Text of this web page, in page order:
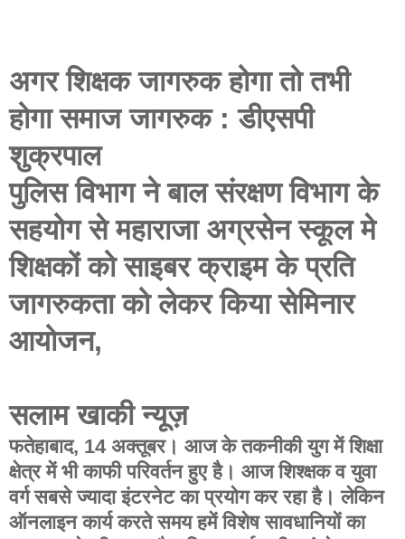
अगर शिक्षक जागरुक होगा तो तभी
होगा समाज जागरुक : डीएसपी
शुक्रपाल
पुलिस विभाग ने बाल संरक्षण विभाग के
सहयोग से महाराजा अग्रसेन स्कूल मे
शिक्षकों को साइबर क्राइम के प्रति
जागरुकता को लेकर किया सेमिनार
आयोजन,
सलाम खाकी न्यूज़
फतेहाबाद, 14 अक्तूबर। आज के तकनीकी युग में शिक्षा
क्षेत्र में भी काफी परिवर्तन हुए है। आज शिश्क्षक व युवा
वर्ग सबसे ज्यादा इंटरनेट का प्रयोग कर रहा है। लेकिन
ऑनलाइन कार्य करते समय हमें विशेष सावधानियों का